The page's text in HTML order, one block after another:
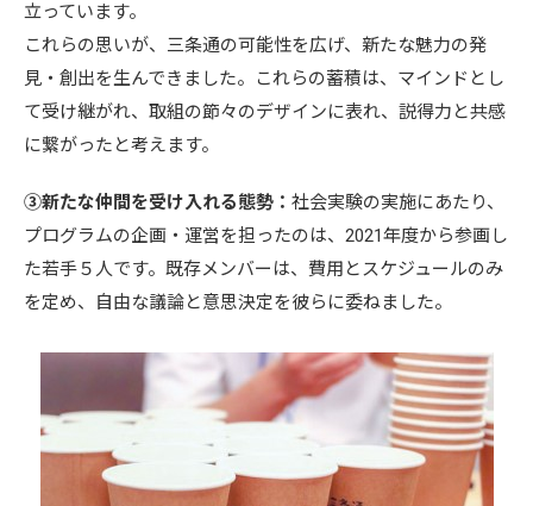
立っています。
これらの思いが、三条通の可能性を広げ、新たな魅力の発
見・創出を生んできました。これらの蓄積は、マインドとし
て受け継がれ、取組の節々のデザインに表れ、説得力と共感
に繋がったと考えます。
③新たな仲間を受け入れる態勢： 社会実験の実施にあたり、
プログラムの企画・運営を担ったのは、2021年度から参画し
た若手５人です。既存メンバーは、費用とスケジュールのみ
を定め、自由な議論と意思決定を彼らに委ねました。